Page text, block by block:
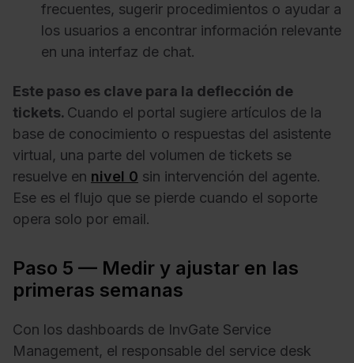
frecuentes, sugerir procedimientos o ayudar a
los usuarios a encontrar información relevante
en una interfaz de chat.
Este paso es clave para la deflección de
tickets. Cuando el portal sugiere artículos de la
base de conocimiento o respuestas del asistente
virtual, una parte del volumen de tickets se
resuelve en nivel 0 sin intervención del agente.
Ese es el flujo que se pierde cuando el soporte
opera solo por email.
Paso 5 — Medir y ajustar en las
primeras semanas
Con los dashboards de InvGate Service
Management, el responsable del service desk